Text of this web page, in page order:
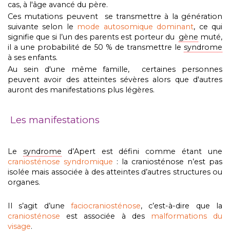
cas, à l'âge avancé du père.
Ces mutations peuvent se transmettre à la génération
suivante selon le mode autosomique dominant, ce qui
signifie que si l’un des parents est porteur du gène muté,
il a une probabilité de 50 % de transmettre le syndrome
à ses enfants.
Au sein d'une même famille, certaines personnes
peuvent avoir des atteintes sévères alors que d'autres
auront des manifestations plus légères.
Les manifestations
Le syndrome d’Apert est défini comme étant une
craniosténose syndromique : la craniosténose n’est pas
isolée mais associée à des atteintes d’autres structures ou
organes.
Il s’agit d’une faciocraniosténose, c’est-à-dire que la
craniosténose est associée à des malformations du
visage.